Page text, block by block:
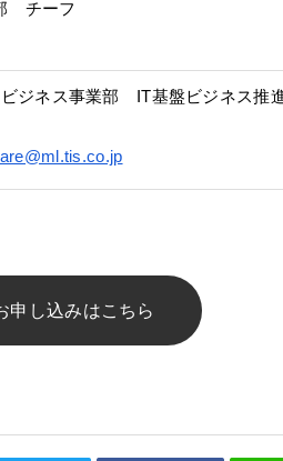
チーフ
ジネス事業部 IT基盤ビジネス推
申し込みはこちら